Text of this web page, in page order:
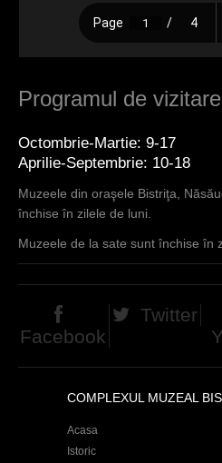
Programul de vizitare
Octombrie-Martie: 9-17
Aprilie-Septembrie: 10-18
Muzeele din oraşele Bistriţa,
închise în zilele de luni.
Muzeele de la sate sunt închise în
Facebook
Twitter
COMPLEXUL MUZEAL
Acasa
Istoric